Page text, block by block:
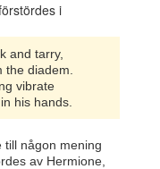
i
and tarry,
diadem.
vibrate
his hands.
till någon mening
av Hermione,